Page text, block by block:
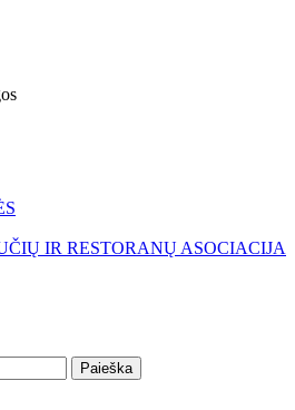
IR RESTORANŲ ASOCIACIJA